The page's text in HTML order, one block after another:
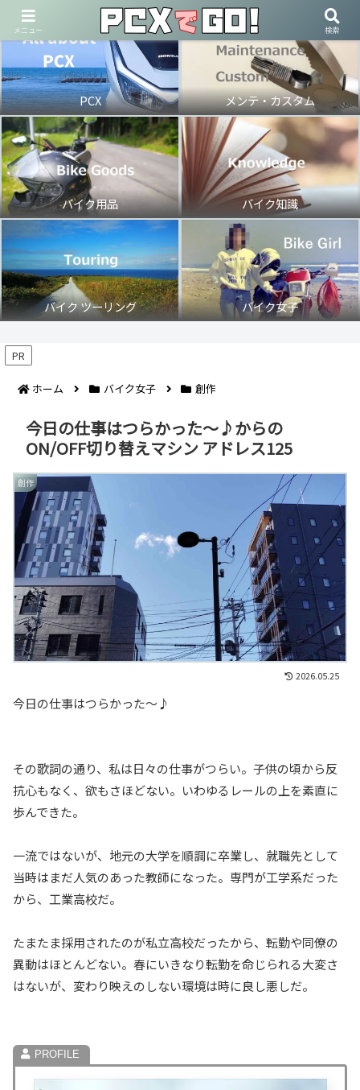
PCX メンテ・カスタム
バイク用品 バイク知識
バイク ツーリング バイク女子
PR
ホーム バイク女子 創作
今日の仕事はつらかった〜♪からの
ON/OFF切り替えマシン アドレス125
創作
2026.05.25
今日の仕事はつらかった〜♪
その歌詞の通り、私は日々の仕事がつらい。子供の頃から反
抗心もなく、欲もさほどない。いわゆるレールの上を素直に
歩んできた。
一流ではないが、地元の大学を順調に卒業し、就職先として
当時はまだ人気のあった教師になった。専門が工学系だった
から、工業高校だ。
たまたま採用されたのが私立高校だったから、転勤や同僚の
異動はほとんどない。春にいきなり転勤を命じられる大変さ
はないが、変わり映えのしない環境は時に良し悪しだ。
メニュー 検索